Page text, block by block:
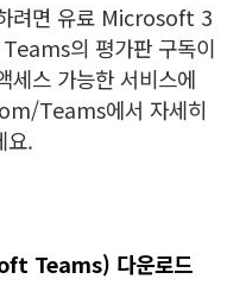
려면 유료 Microsoft 3
의 평가판 구독이
세스 가능한 서비스에
Teams에서 자세히
요.
Teams) 다운로드